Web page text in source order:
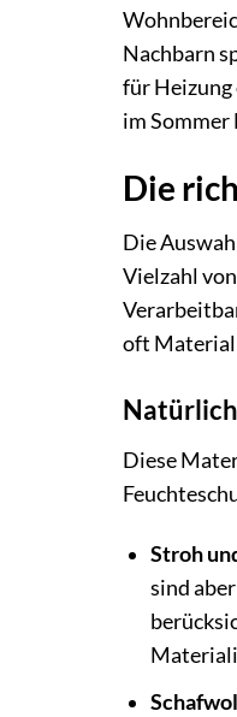
Nachbarn
für Heizung
im
Die
Die
Vielzahl
oft
Diese
Stroh
sind